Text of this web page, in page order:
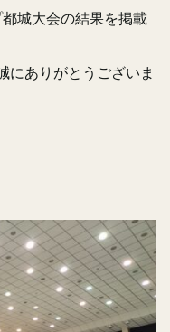
城大会の結果を掲載
にありがとうございま